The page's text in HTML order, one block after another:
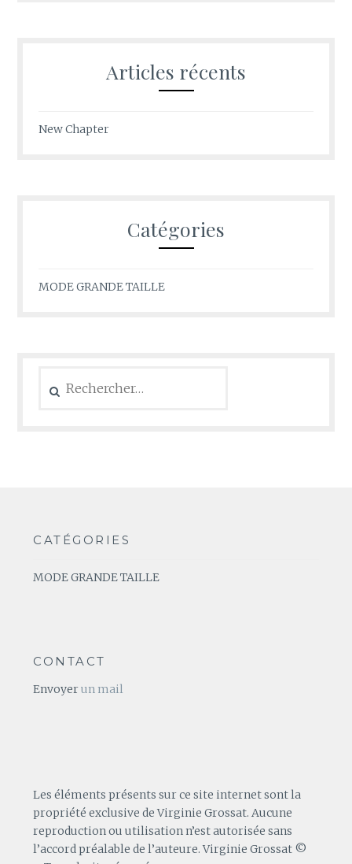
Articles récents
New Chapter
Catégories
MODE GRANDE TAILLE
CATÉGORIES
MODE GRANDE TAILLE
CONTACT
Envoyerun mail
Les éléments présents sur ce site internet sont la
propriété exclusive de Virginie Grossat. Aucune
reproduction ou utilisation n’est autorisée sans
l’accord préalable de l’auteure. Virginie Grossat ©